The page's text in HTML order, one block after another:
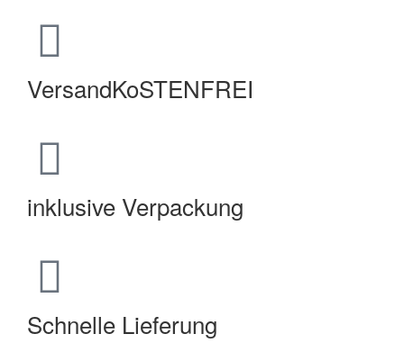
VersandKoSTENFREI
inklusive Verpackung
Schnelle Lieferung